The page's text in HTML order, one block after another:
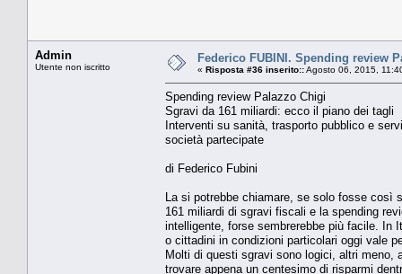
Admin
Utente non iscritto
Federico FUBINI. Spending review
« Risposta #36 inserito::Agosto 06, 2015,
Spending review Palazzo Chigi
Sgravi da 161 miliardi: ecco il piano dei tagli
Interventi su sanità, trasporto pubblico e
società partecipate
di Federico Fubini
La si potrebbe chiamare, se solo fosse così
161 miliardi di sgravi fiscali e la spending
intelligente, forse sembrerebbe più facile. In
o cittadini in condizioni particolari oggi vale
Molti di questi sgravi sono logici, altri meno,
trovare appena un centesimo di risparmi